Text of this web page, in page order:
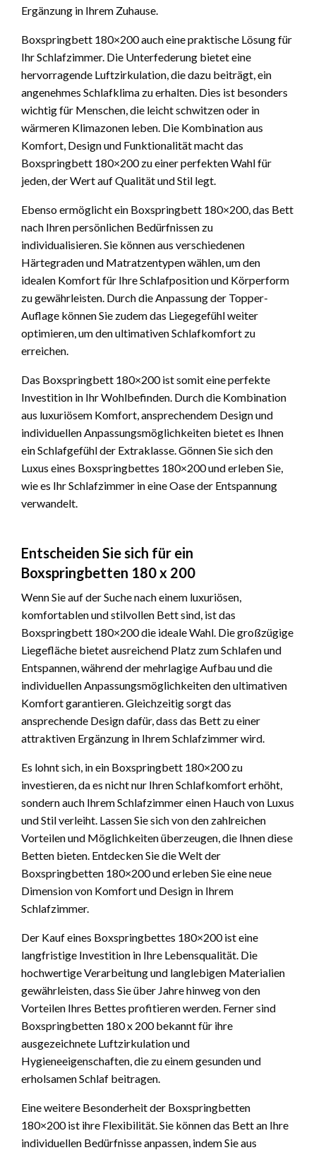
Ergänzung in Ihrem Zuhause.
Boxspringbett 180×200 auch eine praktische Lösung für
Ihr Schlafzimmer. Die Unterfederung bietet eine
hervorragende Luftzirkulation, die dazu beiträgt, ein
angenehmes Schlafklima zu erhalten. Dies ist besonders
wichtig für Menschen, die leicht schwitzen oder in
wärmeren Klimazonen leben. Die Kombination aus
Komfort, Design und Funktionalität macht das
Boxspringbett 180×200 zu einer perfekten Wahl für
jeden, der Wert auf Qualität und Stil legt.
Ebenso ermöglicht ein Boxspringbett 180×200, das Bett
nach Ihren persönlichen Bedürfnissen zu
individualisieren. Sie können aus verschiedenen
Härtegraden und Matratzentypen wählen, um den
idealen Komfort für Ihre Schlafposition und Körperform
zu gewährleisten. Durch die Anpassung der Topper-
Auflage können Sie zudem das Liegegefühl weiter
optimieren, um den ultimativen Schlafkomfort zu
erreichen.
Das Boxspringbett 180×200 ist somit eine perfekte
Investition in Ihr Wohlbefinden. Durch die Kombination
aus luxuriösem Komfort, ansprechendem Design und
individuellen Anpassungsmöglichkeiten bietet es Ihnen
ein Schlafgefühl der Extraklasse. Gönnen Sie sich den
Luxus eines Boxspringbettes 180×200 und erleben Sie,
wie es Ihr Schlafzimmer in eine Oase der Entspannung
verwandelt.
Entscheiden Sie sich für ein
Boxspringbetten 180 x 200
Wenn Sie auf der Suche nach einem luxuriösen,
komfortablen und stilvollen Bett sind, ist das
Boxspringbett 180×200 die ideale Wahl. Die großzügige
Liegefläche bietet ausreichend Platz zum Schlafen und
Entspannen, während der mehrlagige Aufbau und die
individuellen Anpassungsmöglichkeiten den ultimativen
Komfort garantieren. Gleichzeitig sorgt das
ansprechende Design dafür, dass das Bett zu einer
attraktiven Ergänzung in Ihrem Schlafzimmer wird.
Es lohnt sich, in ein Boxspringbett 180×200 zu
investieren, da es nicht nur Ihren Schlafkomfort erhöht,
sondern auch Ihrem Schlafzimmer einen Hauch von Luxus
und Stil verleiht. Lassen Sie sich von den zahlreichen
Vorteilen und Möglichkeiten überzeugen, die Ihnen diese
Betten bieten. Entdecken Sie die Welt der
Boxspringbetten 180×200 und erleben Sie eine neue
Dimension von Komfort und Design in Ihrem
Schlafzimmer.
Der Kauf eines Boxspringbettes 180×200 ist eine
langfristige Investition in Ihre Lebensqualität. Die
hochwertige Verarbeitung und langlebigen Materialien
gewährleisten, dass Sie über Jahre hinweg von den
Vorteilen Ihres Bettes profitieren werden. Ferner sind
Boxspringbetten 180 x 200 bekannt für ihre
ausgezeichnete Luftzirkulation und
Hygieneeigenschaften, die zu einem gesunden und
erholsamen Schlaf beitragen.
Eine weitere Besonderheit der Boxspringbetten
180×200 ist ihre Flexibilität. Sie können das Bett an Ihre
individuellen Bedürfnisse anpassen, indem Sie aus